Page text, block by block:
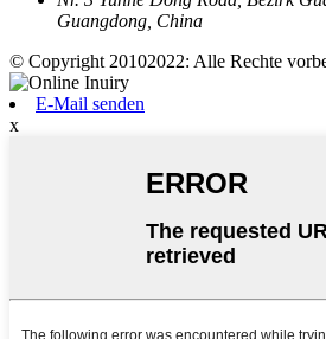
Guangdong, China
© Copyright 20102022: Alle Rechte
E-Mail senden
x